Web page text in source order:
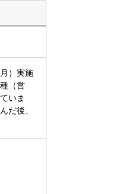
）実施
（営
いま
だ後、